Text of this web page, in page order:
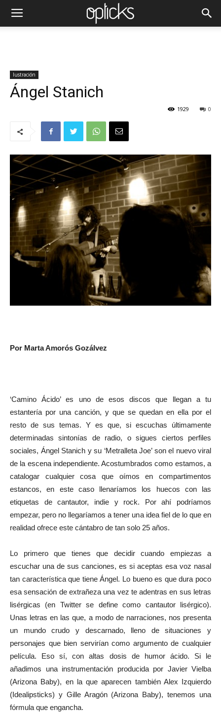
Iustración
Ángel Stanich
0
1929
Por Marta Amorós Gozálvez
‘Camino Ácido’ es uno de esos discos que llegan a tu
estantería por una canción, y que se quedan en ella por el
resto de sus temas. Y es que, si escuchas últimamente
determinadas sintonías de radio, o sigues ciertos perfiles
sociales, Ángel Stanich y su ‘Metralleta Joe’ son el nuevo viral
de la escena independiente. Acostumbrados como estamos, a
catalogar cualquier cosa que oímos en compartimentos
estancos, en este caso llenaríamos los huecos con las
etiquetas de cantautor, indie y rock. Por ahí podríamos
empezar, pero no llegaríamos a tener una idea fiel de lo que en
realidad ofrece este cántabro de tan solo 25 años.
Lo primero que tienes que decidir cuando empiezas a
escuchar una de sus canciones, es si aceptas esa voz nasal
tan característica que tiene Ángel. Lo bueno es que dura poco
esa sensación de extrañeza una vez te adentras en sus letras
lisérgicas (en Twitter se define como cantautor lisérgico).
Unas letras en las que, a modo de narraciones, nos presenta
un mundo crudo y descarnado, lleno de situaciones y
personajes que bien servirían como argumento de cualquier
película. Eso sí, con altas dosis de humor ácido. Si le
añadimos una instrumentación producida por Javier Vielba
(Arizona Baby), en la que aparecen también Alex Izquierdo
(Idealipsticks) y Gille Aragón (Arizona Baby), tenemos una
fórmula que engancha.